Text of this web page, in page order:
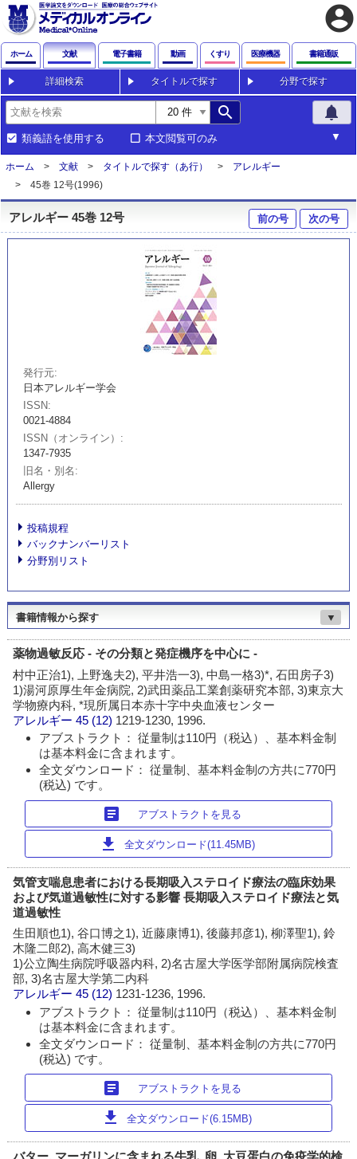
account_circle
ホーム 文献 電子書籍 動画 くすり 医療機器 書籍通販
詳細検索 タイトルで探す 分野で探す
search notifications
類義語を使用する 本文閲覧可のみ
ホーム 文献 タイトルで探す（あ行）
アレルギー
45巻 12号(1996)
アレルギー 45巻 12号 前の号 次の号
発行元
日本アレルギー学会
ISSN
0021-4884
ISSN（オンライン）
1347-7935
旧名・別名
Allergy
投稿規程
バックナンバーリスト
分野別リスト
書籍情報から探す ▼
薬物過敏反応 - その分類と発症機序を中心に -
村中正治1), 上野逸夫2), 平井浩一3), 中島一格3)*, 石田房子3)
1)湯河原厚生年金病院, 2)武田薬品工業創薬研究本部, 3)東京大
学物療内科, *現所属日本赤十字中央血液センター
アレルギー 45 (12) 1219-1230, 1996.
アブストラクト： 従量制は110円（税込）、基本料金制
は基本料金に含まれます。
全文ダウンロード： 従量制、基本料金制の方共に770円
(税込) です。
article アブストラクトを見る
download 全文ダウンロード(11.45MB)
気管支喘息患者における長期吸入ステロイド療法の臨床効果
および気道過敏性に対する影響 長期吸入ステロイド療法と気
道過敏性
生田順也1), 谷口博之1), 近藤康博1), 後藤邦彦1), 柳澤聖1), 鈴
木隆二郎2), 高木健三3)
1)公立陶生病院呼吸器内科, 2)名古屋大学医学部附属病院検査
部, 3)名古屋大学第二内科
アレルギー 45 (12) 1231-1236, 1996.
アブストラクト： 従量制は110円（税込）、基本料金制
は基本料金に含まれます。
全文ダウンロード： 従量制、基本料金制の方共に770円
(税込) です。
article アブストラクトを見る
download 全文ダウンロード(6.15MB)
バター, マーガリンに含まれる牛乳, 卵, 大豆蛋白の免疫学的検